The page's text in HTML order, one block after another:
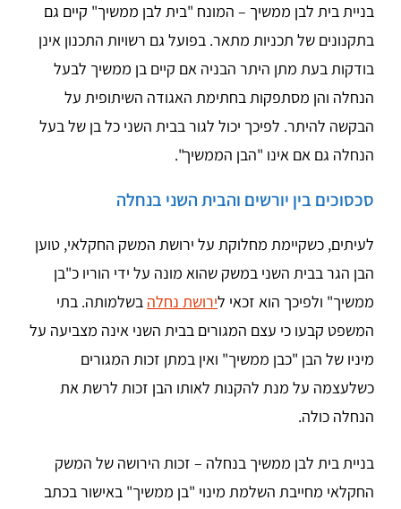
בניית בית לבן ממשיך – המונח "בית לבן ממשיך" קיים גם
בתקנונים של תכניות מתאר. בפועל גם רשויות התכנון אינן
בודקות בעת מתן היתר הבניה אם קיים בן ממשיך לבעל
הנחלה והן מסתפקות בחתימת האגודה השיתופית על
הבקשה להיתר. לפיכך יכול לגור בבית השני כל בן של בעל
הנחלה גם אם אינו "הבן הממשיך".
סכסוכים בין יורשים והבית השני בנחלה
לעיתים, כשקיימת מחלוקת על ירושת המשק החקלאי, טוען
הבן הגר בבית השני במשק שהוא מונה על ידי הוריו כ"בן
ממשיך" ולפיכך הוא זכאי לירושת נחלהבשלמותה. בתי
המשפט קבעו כי עצם המגורים בבית השני אינה מצביעה על
מיניו של הבן "כבן ממשיך" ואין במתן זכות המגורים
כשלעצמה על מנת להקנות לאותו הבן זכות לרשת את
הנחלה כולה.
בניית בית לבן ממשיך בנחלה – זכות הירושה של המשק
החקלאי מחייבת השלמת מינוי "בן ממשיך" באישור בכתב